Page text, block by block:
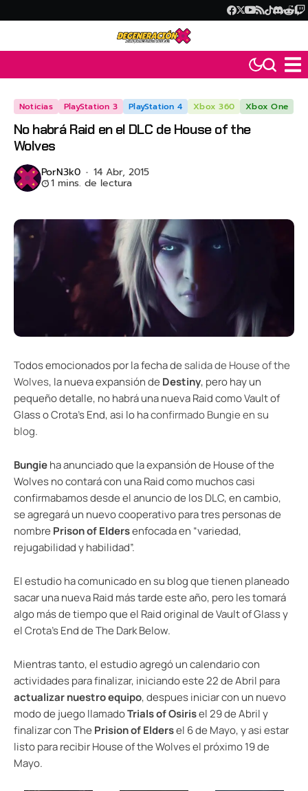
Noticias PlayStation 3 PlayStation 4 Xbox 360 Xbox One
No habrá Raid en el DLC de House of the
Wolves
PorN3k0 14 Abr, 2015
1 mins. de lectura
Todos emocionados por la fecha desalida de House of the
Wolves, la nueva expansión de Destiny, pero hay un
pequeño detalle, no habrá una nueva Raid como Vault of
Glass o Crota’s End, asi lo haconfirmado Bungie en su
blog.
Bungieha anunciado que la expansión de House of the
Wolves no contará con una Raid como muchos casi
confirmabamos desde el anuncio de los DLC, en cambio,
se agregará un nuevo cooperativo para tres personas de
nombre Prison of Eldersenfocada en “variedad,
rejugabilidad y habilidad”.
El estudio ha comunicado en su blog que tienen planeado
sacar una nueva Raid más tarde este año, pero les tomará
algo más de tiempo que el Raid original de Vault of Glass y
el Crota’s End de The Dark Below.
Mientras tanto, el estudio agregó un calendario con
actividades para finalizar, iniciando este 22 de Abril para
actualizar nuestro equipo, despues iniciar con un nuevo
modo de juego llamadoTrials of Osirisel 29 de Abril y
finalizar con The Prision of Eldersel 6 de Mayo, y asi estar
listo para recibir House of the Wolves el próximo 19 de
Mayo.